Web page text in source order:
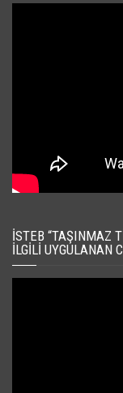
İSTEB “TAŞINMAZ
İLGILI UYGULANAN